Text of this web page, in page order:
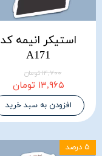
استیکر انیمه کد
A171
۱۴,۷۰۰ تومان
۱۳,۹۶۵ تومان
افزودن به سبد خرید
۵ درصد